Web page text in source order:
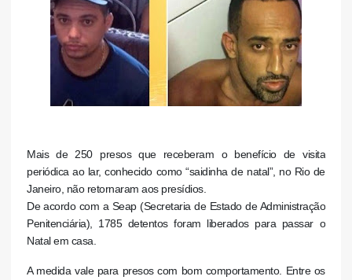
Mais de 250 presos que receberam o benefício de visita
periódica ao lar, conhecido como “saidinha de natal”, no Rio de
Janeiro, não retornaram aos presídios.
De acordo com a Seap (Secretaria de Estado de Administração
Penitenciária), 1785 detentos foram liberados para passar o
Natal em casa.
A medida vale para presos com bom comportamento. Entre os